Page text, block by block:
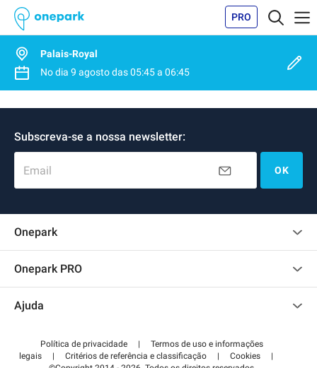
PRO
Palais-Royal
No dia 9 agostodas05:45a 06:45
Subscreva-se a nossa newsletter:
Email OK
Onepark
Onepark PRO
Torne-se um membro
Ajuda
Centro de apoio
Política de privacidade |
Termos de uso e informações
legais
| Critérios de referência e classificação | Cookies
|